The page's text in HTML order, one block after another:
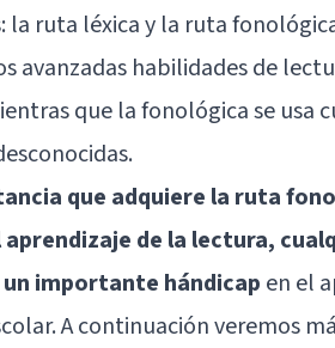
la ruta léxica y la ruta
avanzadas habilidades de
que la fonológica se usa
que adquiere la ruta
de la lectura,
un importante hándicap en el
A continuación veremos